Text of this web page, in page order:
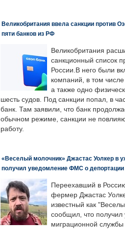
Великобритания ввела санкции против
пяти банков из РФ
Великобритания
санкционный список
России.В него были
компаний, в том
а также одно
шесть судов. Под санкции попал, в
банк. Там заявили, что банк
обычном режиме, санкции не
работу.
«Веселый молочник» Джастас Уолкер в
получил уведомление ФМС о депортации
Переехавший в
фермер Джастас
известный как
сообщил, что
миграционной службы